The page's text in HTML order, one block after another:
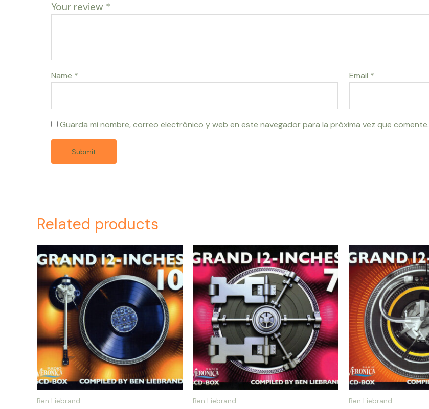
Your review *
Name * Email *
Guarda mi nombre, correo electrónico y web en este navegador para la próxima vez que comente.
Related products
Ben Liebrand Ben Liebrand Ben Liebrand